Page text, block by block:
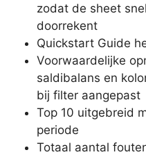
zodat de sheet
doorrekent
Quickstart Guide
Voorwaardelijke
saldibalans en
bij filter aangepast
Top 10 uitgebreid
periode
Totaal aantal